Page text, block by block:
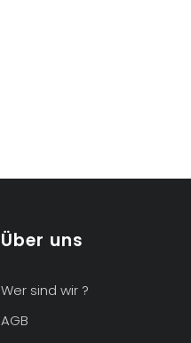
Über uns
Wer sind wir ?
AGB